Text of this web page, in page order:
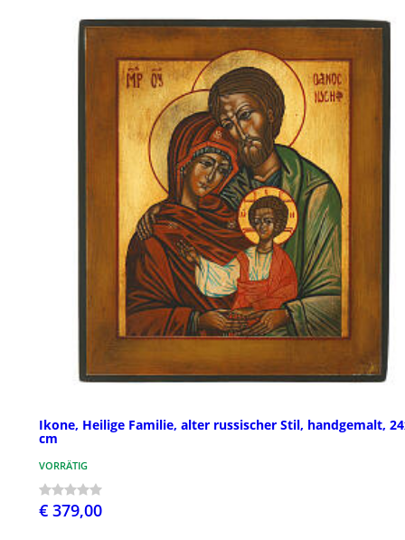
Ikone, Heilige Familie, alter russischer Stil, handgemalt,
cm
VORRÄTIG
€ 379,00